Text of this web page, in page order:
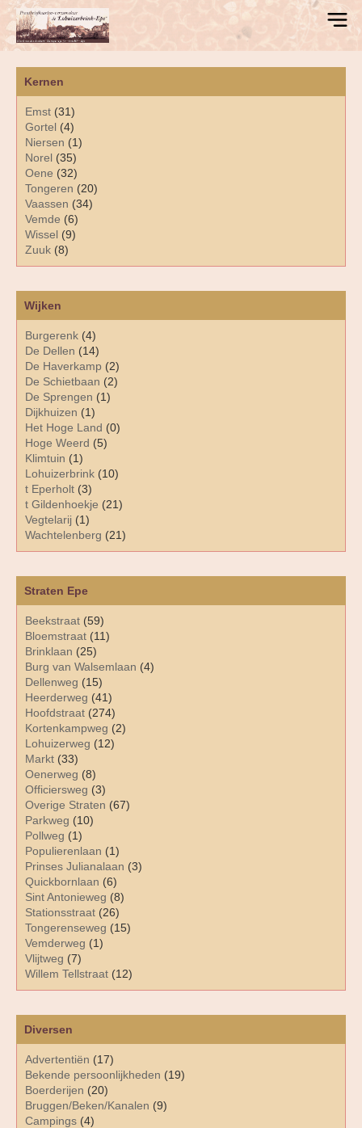
Diversen
Advertentiën (17)
Bekende persoonlijkheden (19)
Boerderijen (20)
Bruggen/Beken/Kanalen (9)
Campings (4)
Kernen
Emst (31)
Gortel (4)
Niersen (1)
Norel (35)
Oene (32)
Tongeren (20)
Vaassen (34)
Vemde (6)
Wissel (9)
Zuuk (8)
Straten Epe
Beekstraat (59)
Bloemstraat (11)
Brinklaan (25)
Burg van Walsemlaan (4)
Dellenweg (15)
Heerderweg (41)
Hoofdstraat (274)
Kortenkampweg (2)
Lohuizerweg (12)
Markt (33)
Oenerweg (8)
Officiersweg (3)
Overige Straten (67)
Parkweg (10)
Pollweg (1)
Populierenlaan (1)
Prinses Julianalaan (3)
Quickbornlaan (6)
Sint Antonieweg (8)
Stationsstraat (26)
Tongerenseweg (15)
Vemderweg (1)
Vlijtweg (7)
Willem Tellstraat (12)
Wijken
Burgerenk (4)
De Dellen (14)
De Haverkamp (2)
De Schietbaan (2)
De Sprengen (1)
Dijkhuizen (1)
Het Hoge Land (0)
Hoge Weerd (5)
Klimtuin (1)
Lohuizerbrink (10)
t Eperholt (3)
t Gildenhoekje (21)
Vegtelarij (1)
Wachtelenberg (21)